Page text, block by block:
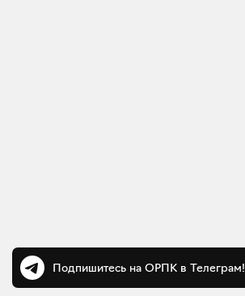
Подпишитесь на ОРПК в Телеграм!